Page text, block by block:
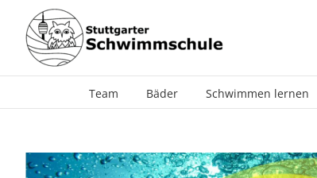
Inhalt
springen
Team Bäder Schwimmen lernen